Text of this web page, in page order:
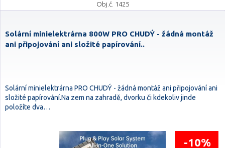
Obj.č. 1425
Solární minielektrárna 800W PRO CHUDÝ - žádná montáž
ani připojování ani složité papírování..
Solární minielektrárna PRO CHUDÝ - žádná montáž ani připojování ani
složité papírování.Na zem na zahradě, dvorku či kdekoliv jinde
položíte dva…
-10%